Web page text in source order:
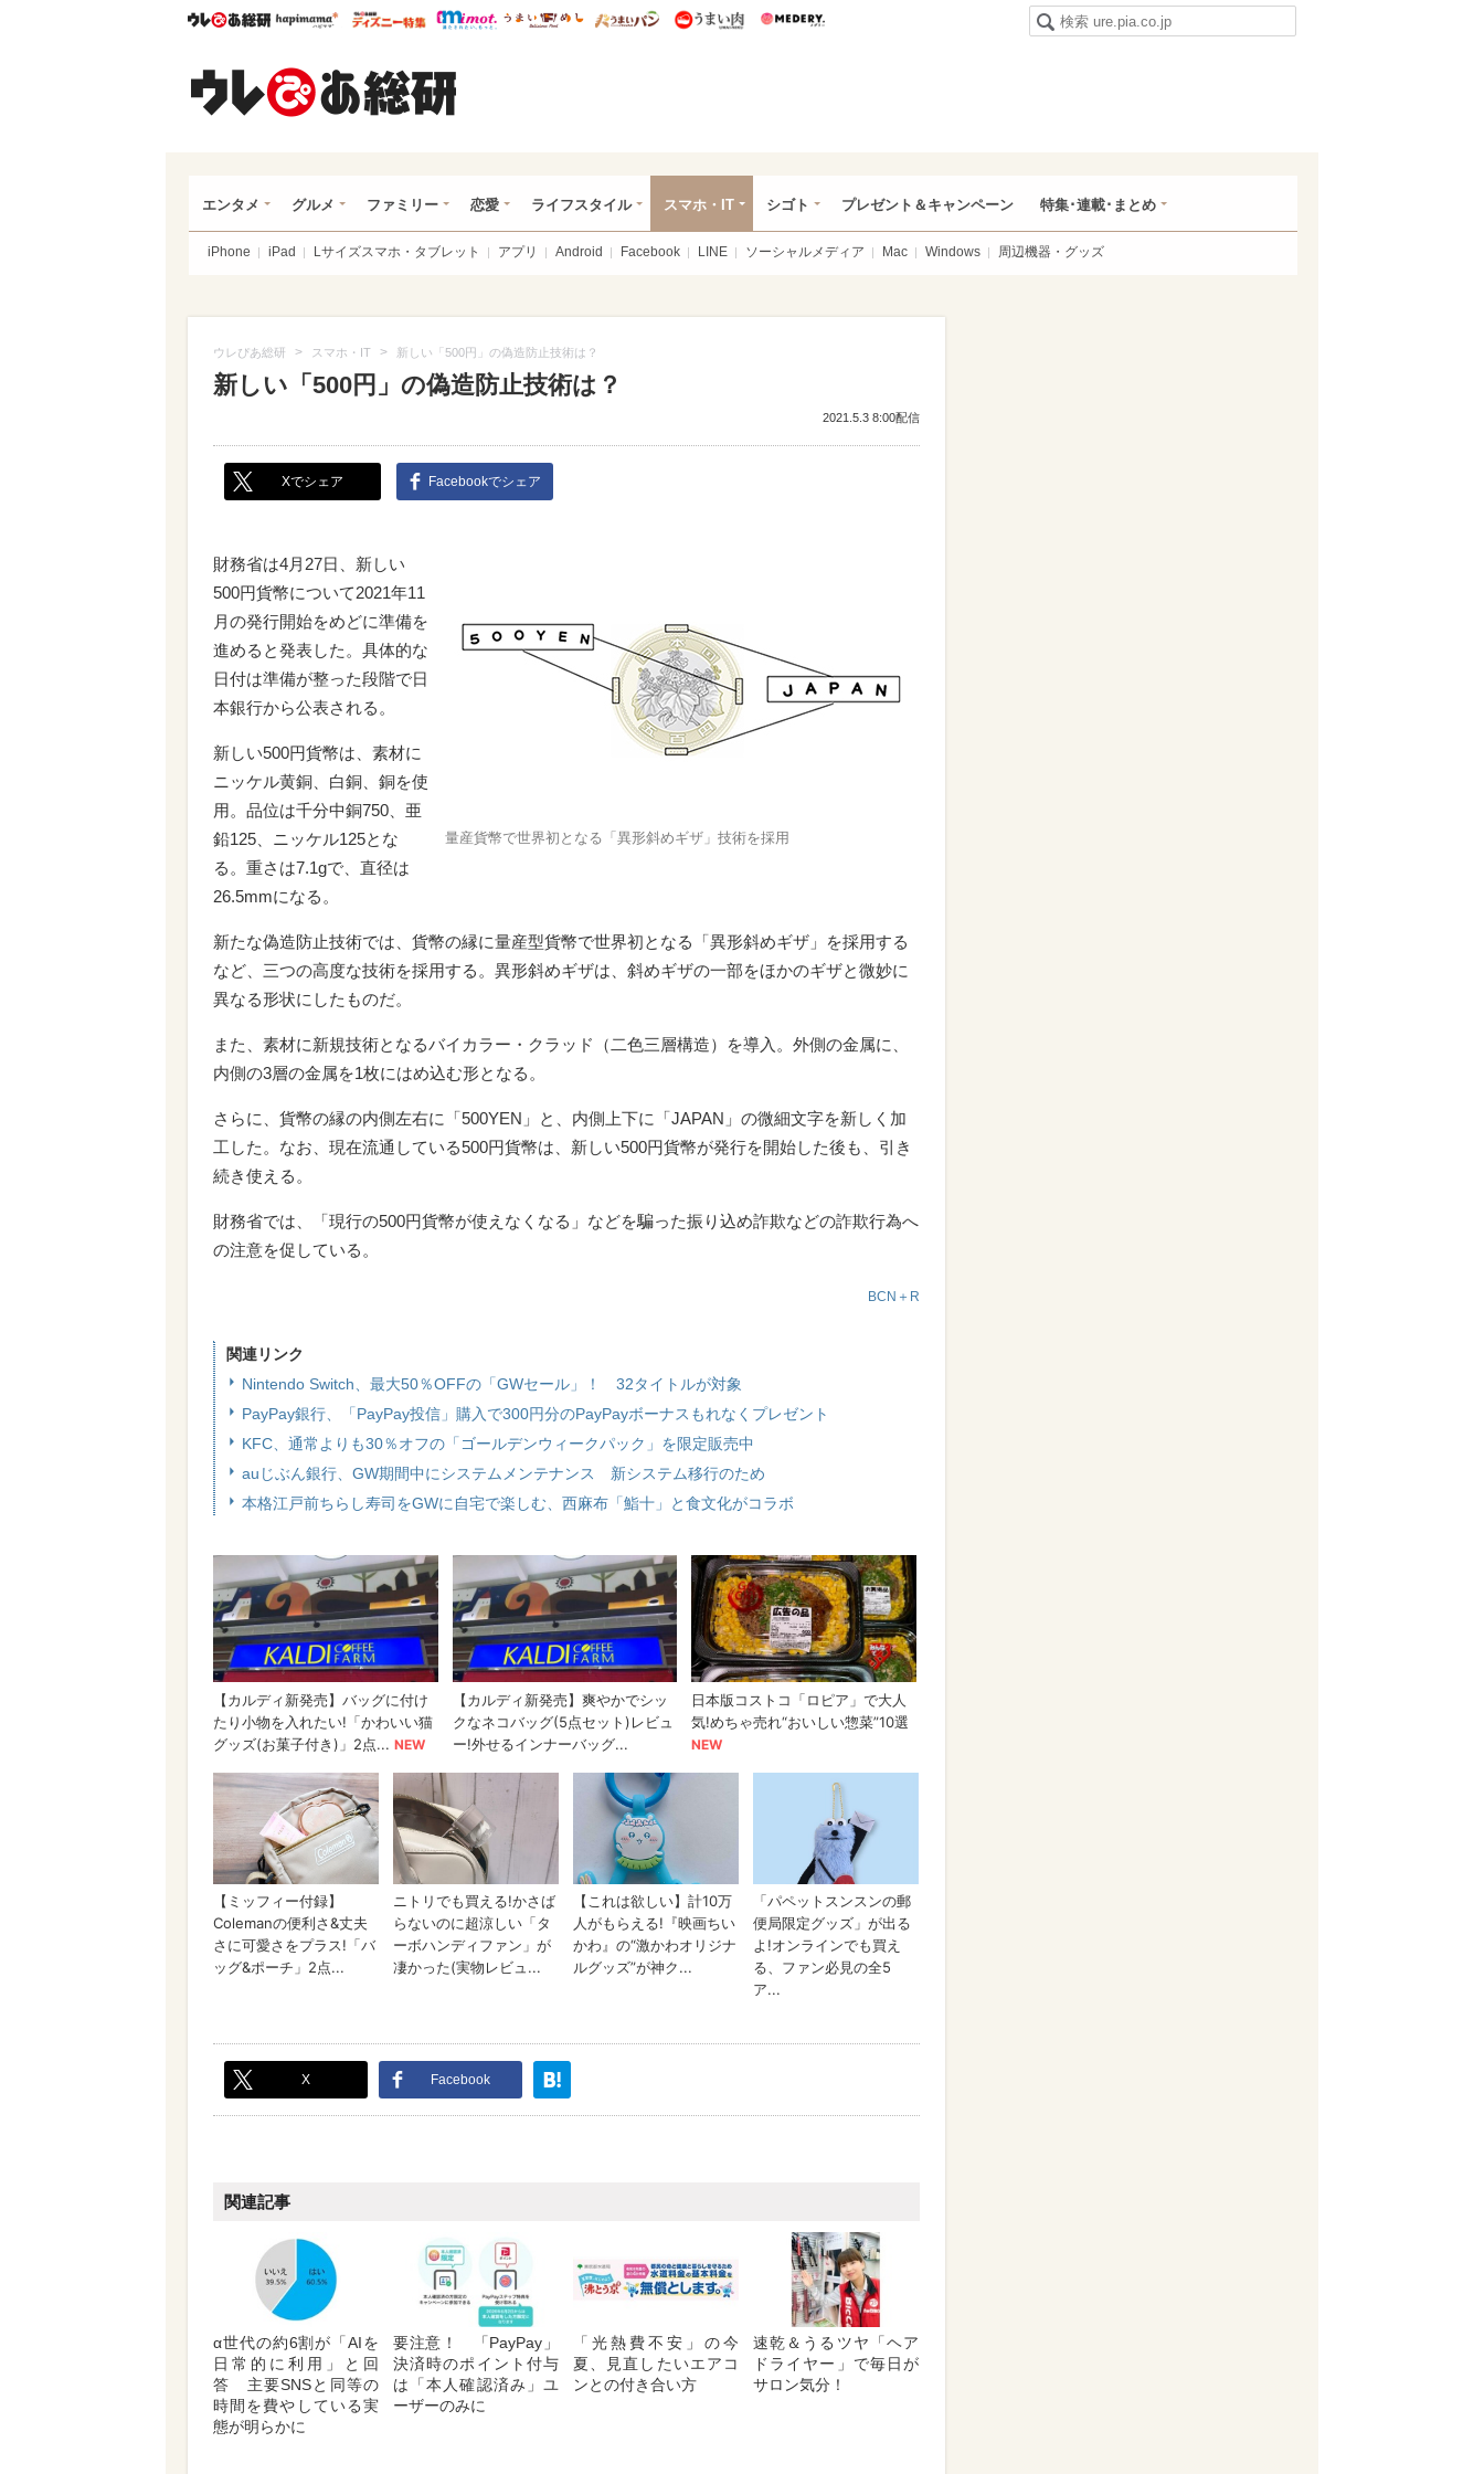
ウレぴあ総研ハピママ* ウレぴあ総研 ディズニー特集
mimot. うまいめし うまいパン うまい肉
エンタメ グルメ ファミリー 恋愛 ライフスタイル スマホ・IT シゴト プレゼント＆キャンペーン 特集･連載･まとめ
iPhone iPad Lサイズスマホ・タブレット アプリ Android Facebook LINE ソーシャルメディア Mac Windows 周辺機器・グッズ
ウレぴあ総研 > スマホ・IT > 新しい「500円」の偽造防止技術は？
新しい「500円」の偽造防止技術は？
2021.5.3 8:00配信
Xでシェア Facebookでシェア
量産貨幣で世界初となる「異形斜めギザ」技術を採用
財務省は4月27日、新しい
500円貨幣について2021年11
月の発行開始をめどに準備を
進めると発表した。具体的な
日付は準備が整った段階で日
本銀行から公表される。
新しい500円貨幣は、素材に
ニッケル黄銅、白銅、銅を使
用。品位は千分中銅750、亜
鉛125、ニッケル125とな
る。重さは7.1gで、直径は
26.5mmになる。
新たな偽造防止技術では、貨幣の縁に量産型貨幣で世界初となる「異形斜めギザ」を採用する
など、三つの高度な技術を採用する。異形斜めギザは、斜めギザの一部をほかのギザと微妙に
異なる形状にしたものだ。
また、素材に新規技術となるバイカラー・クラッド（二色三層構造）を導入。外側の金属に、
内側の3層の金属を1枚にはめ込む形となる。
さらに、貨幣の縁の内側左右に「500YEN」と、内側上下に「JAPAN」の微細文字を新しく加
工した。なお、現在流通している500円貨幣は、新しい500円貨幣が発行を開始した後も、引き
続き使える。
財務省では、「現行の500円貨幣が使えなくなる」などを騙った振り込め詐欺などの詐欺行為へ
の注意を促している。
BCN＋R
関連リンク
Nintendo Switch、最大50％OFFの「GWセール」！ 32タイトルが対象
PayPay銀行、「PayPay投信」購入で300円分のPayPayボーナスもれなくプレゼント
KFC、通常よりも30％オフの「ゴールデンウィークパック」を限定販売中
auじぶん銀行、GW期間中にシステムメンテナンス 新システム移行のため
本格江戸前ちらし寿司をGWに自宅で楽しむ、西麻布「鮨十」と食文化がコラボ
X Facebook
関連記事
α世代の約6割が「AIを
日常的に利用」と回
答 主要SNSと同等の
時間を費やしている実
態が明らかに
要注意！ 「PayPay」
決済時のポイント付与
は「本人確認済み」ユ
ーザーのみに
「光熱費不安」の今
夏、見直したいエアコ
ンとの付き合い方
速乾＆うるツヤ「ヘア
ドライヤー」で毎日が
サロン気分！